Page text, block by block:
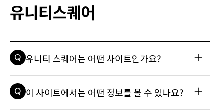
유니티스퀘어
Q 유니티 스퀘어는 어떤 사이트인가요?
A
확인할 수 있는 공식 정보 허브입니다.
Q 이 사이트에서는 어떤 정보를 볼 수 있나요?